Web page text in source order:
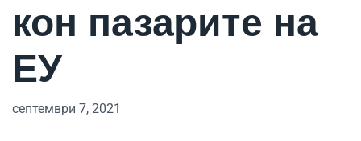
кон пазарите на
ЕУ
септември 7, 2021